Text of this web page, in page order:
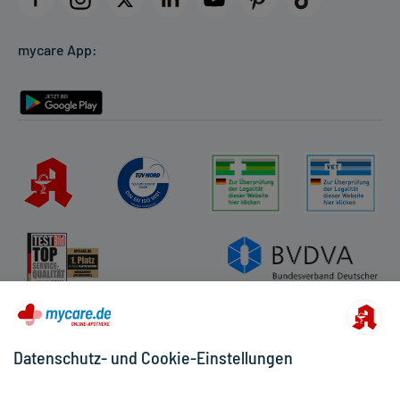
Rückgabe/Widerruf
mycare App:
Datenschutz- und Cookie-Einstellungen